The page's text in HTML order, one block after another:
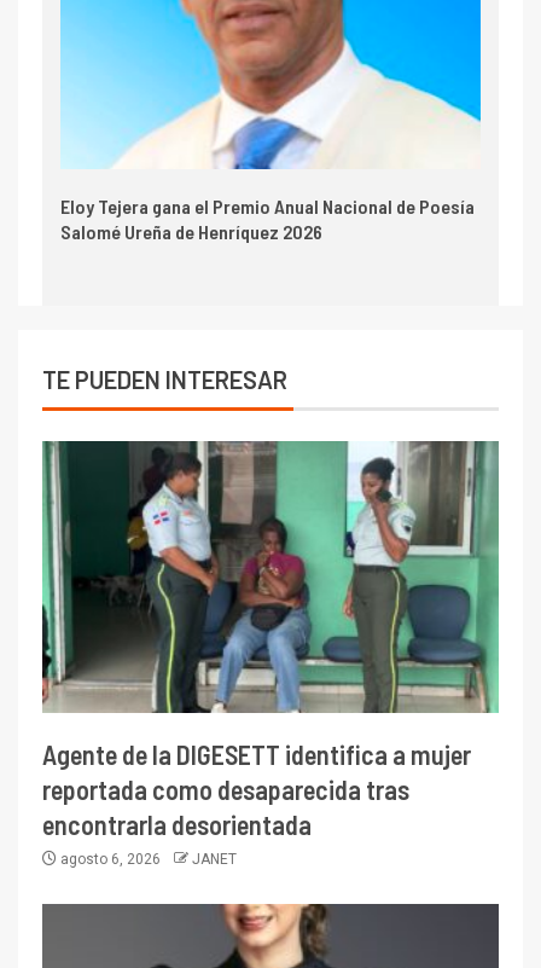
Eloy Tejera gana el Premio Anual Nacional de Poesía
Salomé Ureña de Henríquez 2026
TE PUEDEN INTERESAR
Agente de la DIGESETT identifica a mujer
reportada como desaparecida tras
encontrarla desorientada
agosto 6, 2026 JANET